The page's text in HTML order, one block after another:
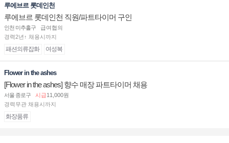
루에브르 롯데인천
루에브르 롯데인천 직원/파트타이머 구인
인천 미추홀구
급여협의
경력2년↑ 채용시까지
패션의류잡화 여성복
Flower in the ashes
[Flower in the ashes] 향수 매장 파트타이머 채용
서울 종로구 시급11,000원
경력무관 채용시까지
화장품류